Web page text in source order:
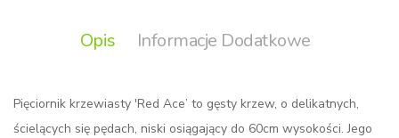
Opis Informacje Dodatkowe
Pięciornik krzewiasty 'Red Ace’ to gęsty krzew, o delikatnych,
ścielących się pędach, niski osiągający do 60cm wysokości. Jego